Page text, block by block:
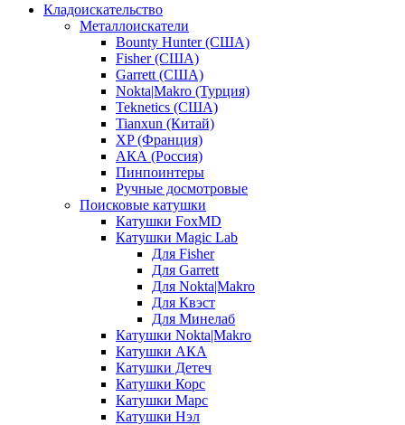
Кладоискательство
Металлоискатели
Bounty Hunter (США)
Fisher (США)
Garrett (США)
Nokta|Makro (Турция)
Teknetics (США)
Tianxun (Китай)
XP (Франция)
АКА (Россия)
Пинпоинтеры
Ручные досмотровые
Поисковые катушки
Катушки FoxMD
Катушки Magic Lab
Для Fisher
Для Garrett
Для Nokta|Makro
Для Квэст
Для Минелаб
Катушки Nokta|Makro
Катушки АКА
Катушки Детеч
Катушки Корс
Катушки Марс
Катушки Нэл